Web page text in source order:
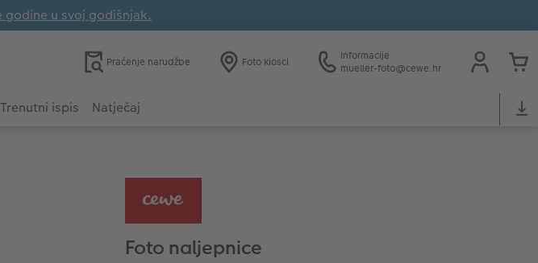
u svoj godišnjak.
Praćenje narudžbe Foto kiosci
Informacije
mueller-foto@cewe.hr
Trenutni ispis Natječaj
Foto naljepnice